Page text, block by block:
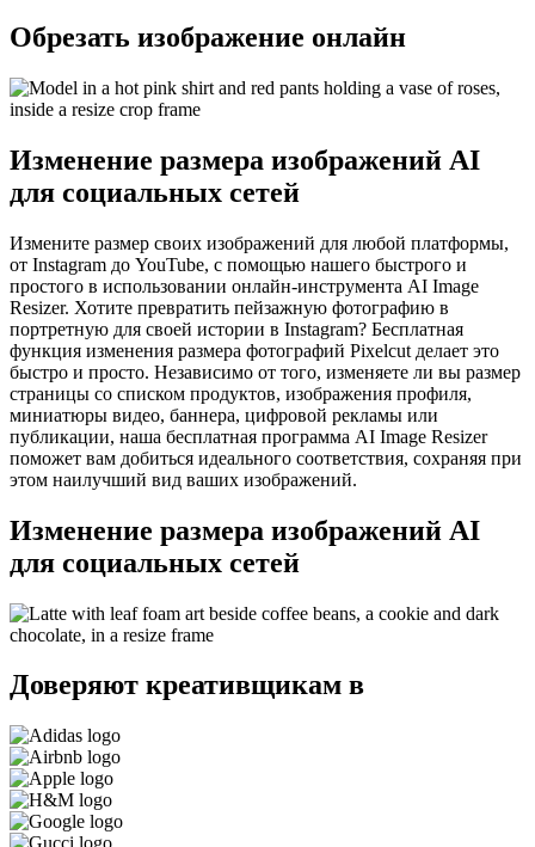
Обрезать изображение онлайн
Изменение размера изображений AI
для социальных сетей
Измените размер своих изображений для любой платформы,
от Instagram до YouTube, с помощью нашего быстрого и
простого в использовании онлайн-инструмента AI Image
Resizer. Хотите превратить пейзажную фотографию в
портретную для своей истории в Instagram? Бесплатная
функция изменения размера фотографий Pixelcut делает это
быстро и просто. Независимо от того, изменяете ли вы размер
страницы со списком продуктов, изображения профиля,
миниатюры видео, баннера, цифровой рекламы или
публикации, наша бесплатная программа AI Image Resizer
поможет вам добиться идеального соответствия, сохраняя при
этом наилучший вид ваших изображений.
Изменение размера изображений AI
для социальных сетей
Доверяют креативщикам в